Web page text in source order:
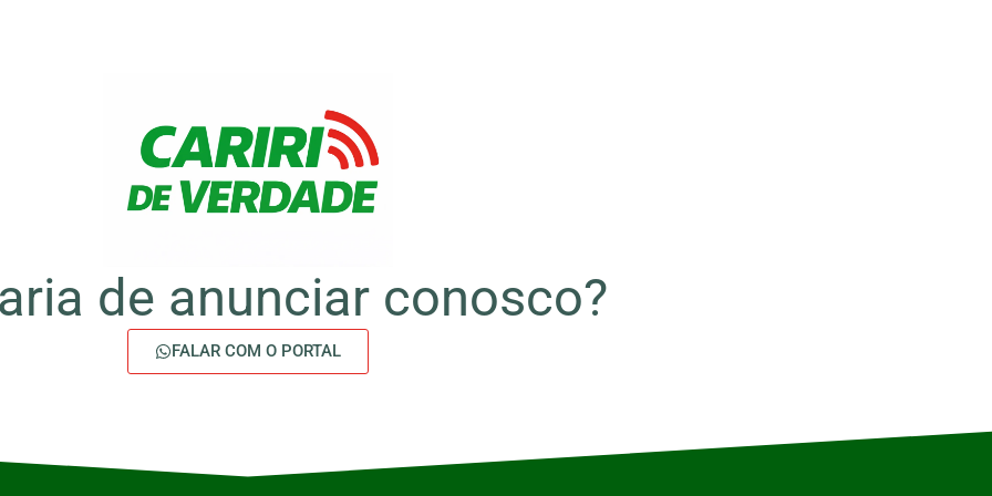
de anunciar conosco?
FALAR COM O PORTAL